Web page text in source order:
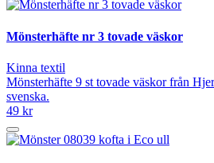
Mönsterhäfte nr 3 tovade väskor
Kinna textil
Mönsterhäfte 9 st tovade väskor från
svenska.
49 kr